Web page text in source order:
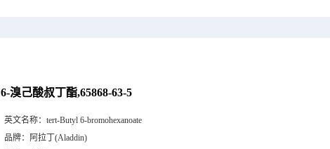
6-溴己酸叔丁酯,65868-63-5
英文名称： tert-Butyl 6-bromohexanoate
品牌： 阿拉丁(Aladdin)